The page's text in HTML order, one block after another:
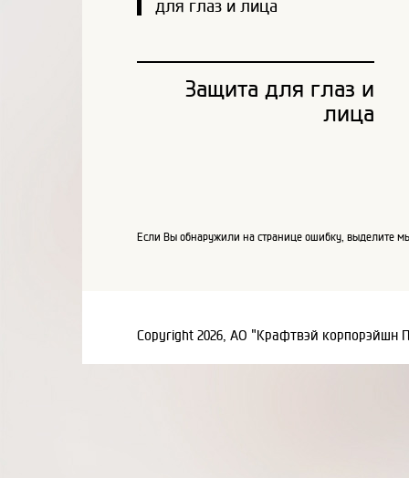
для глаз и лица
Защита для глаз и
лица
Если Вы обнаружили на странице ошибку, выделите
Copyright 2026, АО "Крафтвэй корпорэйшн